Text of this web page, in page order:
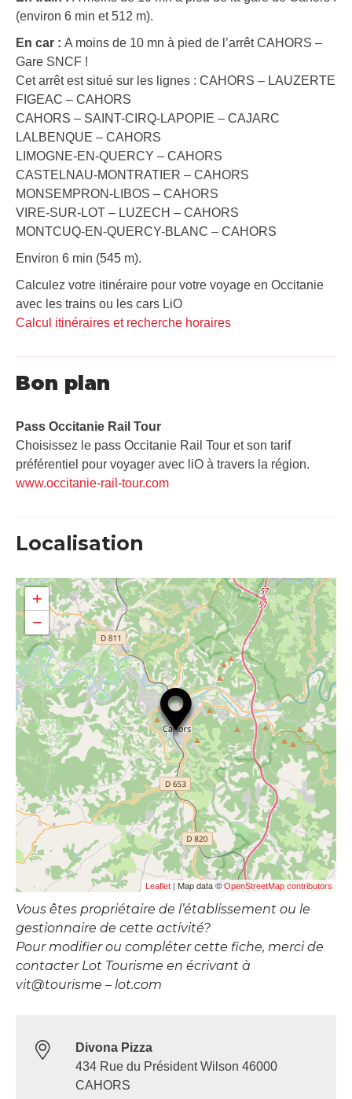
(environ 6 min et 512 m).
En car : A moins de 10 mn à pied de l’arrêt CAHORS –
Gare SNCF !
Cet arrêt est situé sur les lignes : CAHORS – LAUZERTE
FIGEAC – CAHORS
CAHORS – SAINT-CIRQ-LAPOPIE – CAJARC
LALBENQUE – CAHORS
LIMOGNE-EN-QUERCY – CAHORS
CASTELNAU-MONTRATIER – CAHORS
MONSEMPRON-LIBOS – CAHORS
VIRE-SUR-LOT – LUZECH – CAHORS
MONTCUQ-EN-QUERCY-BLANC – CAHORS
Environ 6 min (545 m).
Calculez votre itinéraire pour votre voyage en Occitanie
avec les trains ou les cars LiO
Calcul itinéraires et recherche horaires
Bon plan
Pass Occitanie Rail Tour​
Choisissez le pass Occitanie Rail Tour et son tarif
préférentiel pour voyager avec liO à travers la région.
www.occitanie-rail-tour.com
Localisation
+
−
Leaflet | Map data ©OpenStreetMap contributors
Vous êtes propriétaire de l’établissement ou le
gestionnaire de cette activité?
Pour modifier ou compléter cette fiche, merci de
contacter Lot Tourisme en écrivant à
vit@tourisme – lot.com
Divona Pizza
434 Rue du Président Wilson 46000
CAHORS